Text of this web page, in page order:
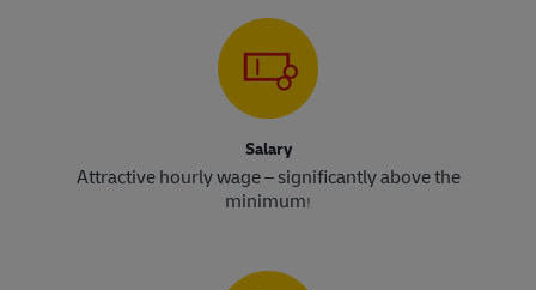
Salary
Attractive hourly wage – significantly above the
minimum!​​​​​​​